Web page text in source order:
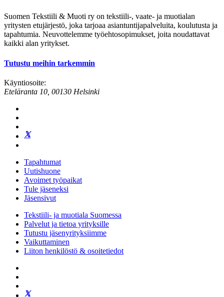
Suomen Tekstiili & Muoti ry on tekstiili-, vaate- ja muotialan
yritysten etujärjestö, joka tarjoaa asiantuntijapalveluita, koulutusta ja
tapahtumia. Neuvottelemme työehtosopimukset, joita noudattavat
kaikki alan yritykset.
Tutustu meihin tarkemmin
Käyntiosoite:
Eteläranta 10, 00130 Helsinki
Tapahtumat
Uutishuone
Avoimet työpaikat
Tule jäseneksi
Jäsensivut
Tekstiili- ja muotiala Suomessa
Palvelut ja tietoa yrityksille
Tutustu jäsenyrityksiimme
Vaikuttaminen
Liiton henkilöstö & osoitetiedot